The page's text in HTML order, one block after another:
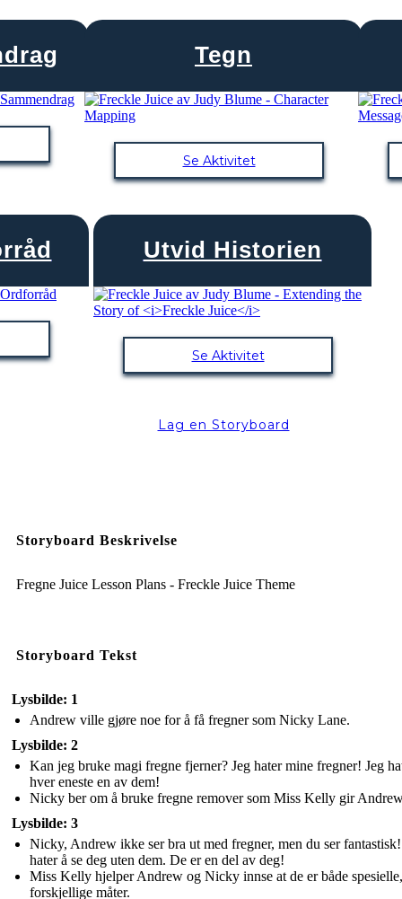
Tegn
Se Aktivitet
Utvid Historien
Se Aktivitet
Lag en Storyboard
Storyboard Beskrivelse
Fregne Juice Lesson Plans - Freckle Juice Theme
Storyboard Tekst
Lysbilde: 1
Andrew ville gjøre noe for å få fregner som Nicky Lane.
Lysbilde: 2
Kan jeg bruke magi fregne fjerner? Jeg hater mine fregner! Jeg
hver eneste en av dem!
Nicky ber om å bruke fregne remover som Miss Kelly gir
Lysbilde: 3
Nicky, Andrew ikke ser bra ut med fregner, men du ser
hater å se deg uten dem. De er en del av deg!
Miss Kelly hjelper Andrew og Nicky innse at de er både
forskjellige måter.